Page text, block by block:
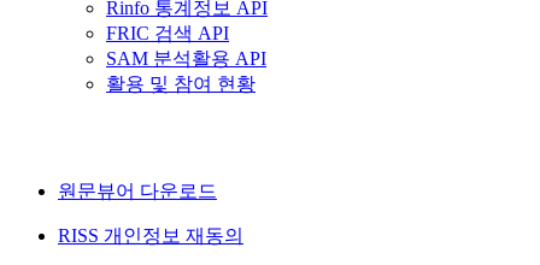
Rinfo 통계정보 API
FRIC 검색 API
SAM 분석활용 API
활용 및 참여 현황
원문뷰어 다운로드
RISS 개인정보 재동의